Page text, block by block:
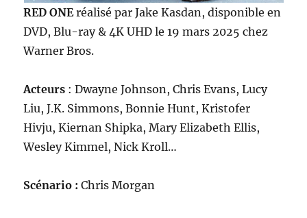
RED ONEréalisé par Jake Kasdan, disponible en
DVD, Blu-ray & 4K UHD le 19 mars 2025 chez
Warner Bros.
Acteurs : Dwayne Johnson, Chris Evans, Lucy
Liu, J.K. Simmons, Bonnie Hunt, Kristofer
Hivju, Kiernan Shipka, Mary Elizabeth Ellis,
Wesley Kimmel, Nick Kroll…
Scénario : Chris Morgan